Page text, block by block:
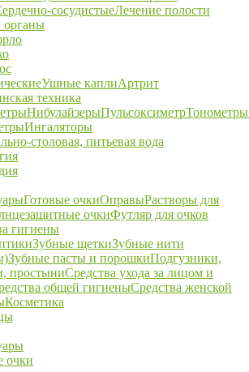
сосудистыеЛечение полости
Ушные каплиАртрит
техника
НибулайзерыПульсоксиметрТонометры
Ингаляторы
столовая, питьевая вода
Готовые очкиОправыРастворы для
очкиФутляр для очков
гигиены
Зубные щеткиЗубные нити
Зубные пасты и порошкиПодгузники,
простыниСредства ухода за лицом и
общей гигиеныСредства женской
Косметика
очки